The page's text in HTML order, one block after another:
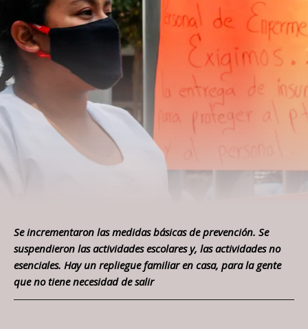
Se incrementaron las medidas básicas de prevención. Se
suspendieron las actividades escolares y, las actividades no
esenciales. Hay un repliegue familiar en casa, para la gente
que no tiene necesidad de salir